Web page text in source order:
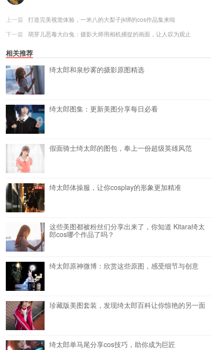
上一篇
打造完美视觉体验，一米八的大梨子jk绑的cos作品集来啦
下一篇
萌芽儿恶毒大白兔：摄影大师用相机捕捉的画面，让人叹为观止
相关推荐
绮太郎和泉纱雾的摄影原图精选
绮太郎图集：更新美图分享每日必看
假面骑士绮太郎的图包，奉上一份超级英雄风范
绮太郎体操服，让你cosplay的形象更加精准
这些美图都被粉丝们分享出来了，你知道 Kitara绮太
郎cos哪个作品了吗？
绮太郎原神微博：欣赏这些原图，感受细节与创意
珍藏版美图套装，发现绮太郎百科让你惊艳的另一面
绮太郎单马尾分享cos技巧，助你成为巨匠